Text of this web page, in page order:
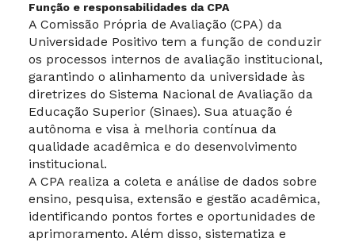
Função e responsabilidades da CPA
A Comissão Própria de Avaliação (CPA) da
Universidade Positivo tem a função de conduzir
os processos internos de avaliação institucional,
garantindo o alinhamento da universidade às
diretrizes do Sistema Nacional de Avaliação da
Educação Superior (Sinaes). Sua atuação é
autônoma e visa à melhoria contínua da
qualidade acadêmica e do desenvolvimento
institucional.
A CPA realiza a coleta e análise de dados sobre
ensino, pesquisa, extensão e gestão acadêmica,
identificando pontos fortes e oportunidades de
aprimoramento. Além disso, sistematiza e